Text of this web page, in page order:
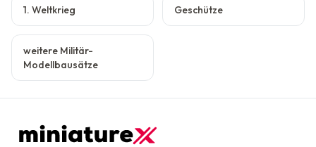
1. Weltkrieg Geschütze
weitere Militär-
Modellbausätze